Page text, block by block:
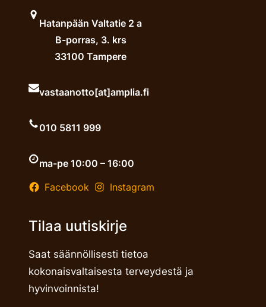
Hatanpään Valtatie 2 a
B-porras, 3. krs
33100 Tampere
vastaanotto[at]amplia.fi
010 5811 999
ma-pe 10:00 – 16:00
Facebook
Instagram
Tilaa uutiskirje
Saat säännöllisesti tietoa
kokonaisvaltaisesta terveydestä ja
hyvinvoinnista!